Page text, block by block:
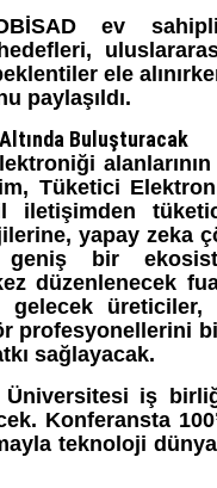
ev
ele
paylaşıldı.
Buluşturacak
alanlarının
Tüketici
iletişimden
yapay zeka
bir
düzenlenecek
gelecek
profesyonellerini
sağlayacak.
iş
Konferansta
teknoloji